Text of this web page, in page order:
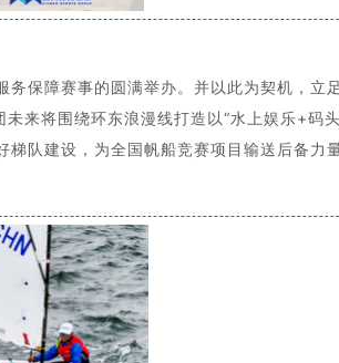
保障赛事的圆满举办。并以此为契机，立
来将围绕环东浪漫线打造以“水上娱乐+码
队建设，为全国帆船竞赛项目输送后备力